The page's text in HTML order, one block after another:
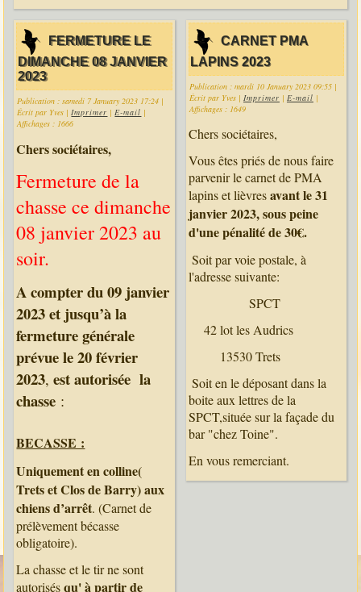
FERMETURE LE
DIMANCHE 08 JANVIER
2023
Publication : samedi 7 January 2023 17:24 |
Écrit par Yves |Imprimer | E-mail |
Affichages : 1666
Chers sociétaires,
Fermeture de la
chasse ce dimanche
08 janvier 2023 au
soir.
A compter du 09 janvier
2023 et jusqu’à la
fermeture générale
prévue le 20 février
2023, est autorisée la
chasse :
BECASSE :
Uniquement en colline(
Trets et Clos de Barry)aux
chiens d’arrêt. (Carnet de
prélèvement bécasse
obligatoire).
La chasse et le tir ne sont
autorisésqu' à partir de
CARNET PMA
LAPINS 2023
Publication : mardi 10 January 2023 09:55|
Écrit par Yves| Imprimer | E-mail |
Affichages : 1649
Chers sociétaires,
Vous êtes priés de nous faire
parvenir le carnet de PMA
lapins et lièvresavant le 31
janvier 2023, sous peine
d'une pénalité de 30€.
Soit par voie postale, à
l'adresse suivante:
SPCT
42 lot les Audrics
13530 Trets
Soit en le déposant dans la
boite aux lettres de la
SPCT,située sur la façade du
bar "chez Toine".
En vous remerciant.